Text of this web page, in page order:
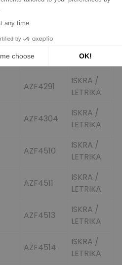
AZF4287
AZF4288
LETRIKA
AZF4291
ISKRA /
LETRIKA
AZF4304
ISKRA /
LETRIKA
AZF4510
ISKRA /
LETRIKA
AZF4511
ISKRA /
LETRIKA
AZF4513
ISKRA /
LETRIKA
AZF4514
ISKRA /
LETRIKA